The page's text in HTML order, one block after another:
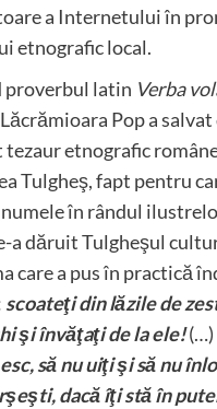
a Internetului în
etnografic local.
proverbul latin Verba
Pop a
tezaur etnografic
Tulgheş, fapt pentru
în rândul
a dăruit Tulgheşul
care a pus în practică
scoateţi din lăzile de
şi învăţaţi de la ele!(…)
să nu uiţi şi să nu
dacă îţi stă în